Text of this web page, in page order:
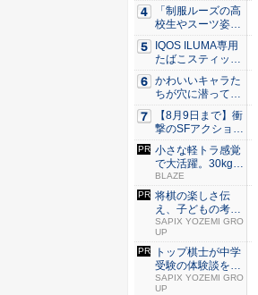
「制服ルーズの高
校生やスーツ姿の
OLを演...
IQOS ILUMA専用
たばこスティッ
ク...
かわいいキャラた
ちが穴に潜ってひ
どい目に...
【8月9日まで】衝
撃のSFアクション
『G...
小さな軽トラ感覚
で大活躍。30kg積
める...
BLAZE
将棋の楽しさ伝
え、子どもの考え
る力育む「...
SAPIX YOZEMI GRO
UP
トップ棋士が中学
受験の体験談を語
る特別座...
SAPIX YOZEMI GRO
UP